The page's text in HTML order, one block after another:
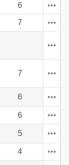
6
7
7
6
6
5
4